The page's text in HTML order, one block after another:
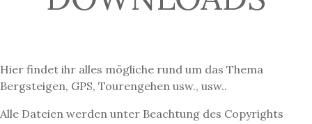
Hier findet ihr alles mögliche rund um das Thema
Bergsteigen, GPS, Tourengehen usw., usw..
Alle Dateien werden unter Beachtung des Copyrights